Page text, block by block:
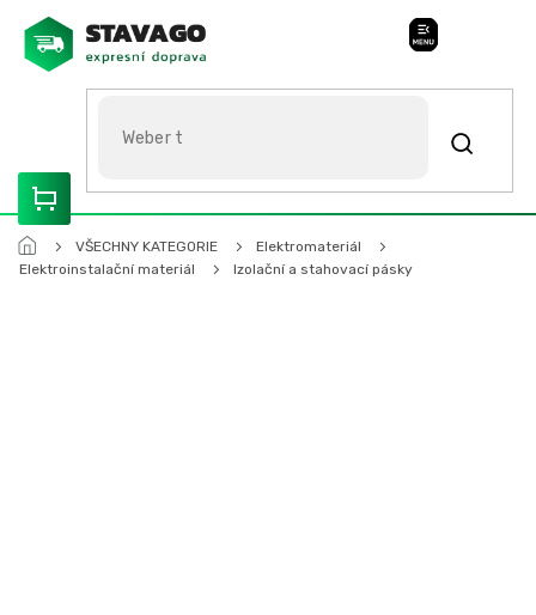
obsah
ROZVÁŽÍME OLOMOUCKO, SVITAVSKO, ŠUMPERSKO, BRNO,
PARDUBICE, HRADEC KRÁLOVÉ
VŠECHNY KATEGORIE
Elektromateriál
Elektroinstalační materiál
Izolační a stahovací pásky
Stavago Podpora